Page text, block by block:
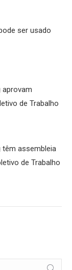
ser usado
aprovam
de Trabalho
assembleia
de Trabalho